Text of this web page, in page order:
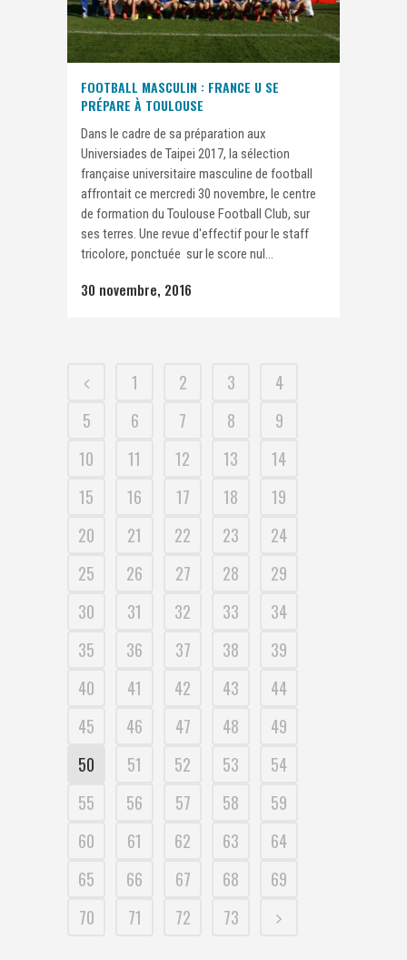
FOOTBALL MASCULIN : FRANCE U SE
PRÉPARE À TOULOUSE
Dans le cadre de sa préparation aux
Universiades de Taipei 2017, la sélection
française universitaire masculine de football
affrontait ce mercredi 30 novembre, le centre
de formation du Toulouse Football Club, sur
ses terres. Une revue d'effectif pour le staff
tricolore, ponctuée sur le score nul...
30 novembre, 2016
1 2 3
4
5
6 7 8
9
10
11 12 13
14
15
16 17 18
19
20
21 22 23
24
25
26 27 28
29
30
31 32 33
34
35
36 37 38
39
40
41 42 43
44
45
46 47 48
49
50
51 52 53
54
55
56 57 58
59
60
61 62 63
64
65
66 67 68
69
70
71 72 73